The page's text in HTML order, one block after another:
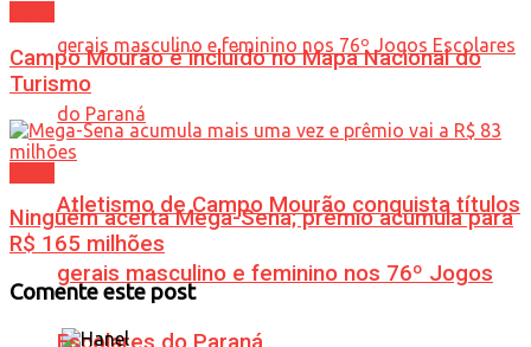
Atletismo de Campo Mourão conquista títulos
gerais masculino e feminino nos 76º Jogos
Campo Mourão é incluído no Mapa Nacional do
Turismo
Ninguém acerta Mega-Sena; prêmio acumula para
R$ 165 milhões
Comente este post